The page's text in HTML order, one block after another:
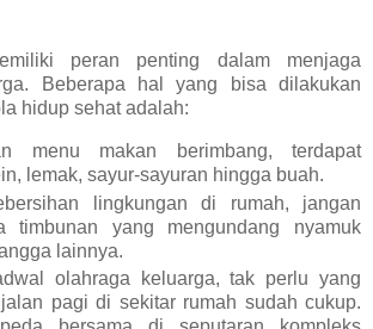
peran penting dalam menjaga
Beberapa hal yang bisa dilakukan
hidup sehat adalah:
menu makan berimbang, terdapat
lemak, sayur-sayuran hingga buah.
lingkungan di rumah, jangan
timbunan yang mengundang nyamuk
lainnya.
olahraga keluarga, tak perlu yang
jalan pagi di sekitar rumah sudah cukup.